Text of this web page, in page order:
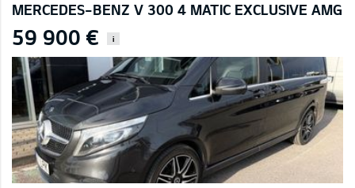
MERCEDES-BENZ V 300 4 MATIC EXCLUSIVE AMG
59 900 € i